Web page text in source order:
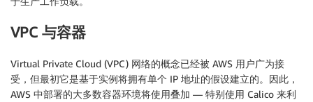
VPC 与容器
Virtual Private Cloud (VPC) 网络的概念已经被 AWS 用户广为接
受，但最初它是基于实例将拥有单个 IP 地址的假设建立的。因此，
AWS 中部署的大多数容器环境将使用叠加 — 特别使用 Calico 来利